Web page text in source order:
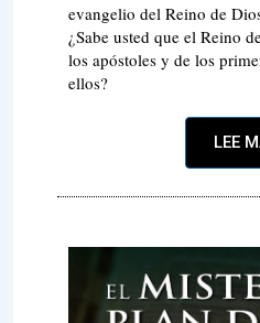
evangelio del Reino de
¿Sabe usted que el Reino
los apóstoles y de los
ellos?
LEE